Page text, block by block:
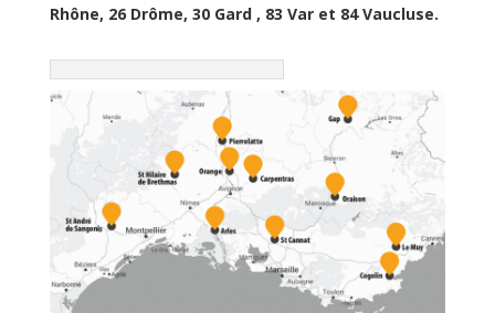
Rhône, 26 Drôme, 30 Gard , 83 Var et 84 Vaucluse.